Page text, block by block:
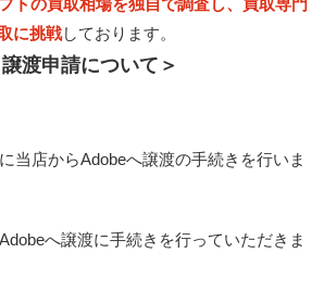
トの買取相場を独自で調査し、買取専門
に挑戦しております。
譲渡申請について＞
当店からAdobeへ譲渡の手続きを行いま
へ譲渡に手続きを行っていただきま